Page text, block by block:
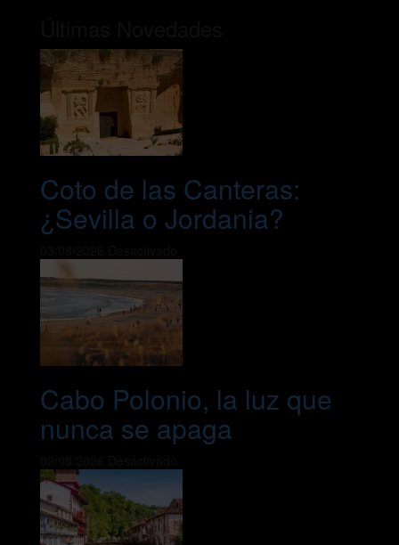
Coto de las Canteras:
¿Sevilla o Jordania?
Cabo Polonio, la luz que
nunca se apaga